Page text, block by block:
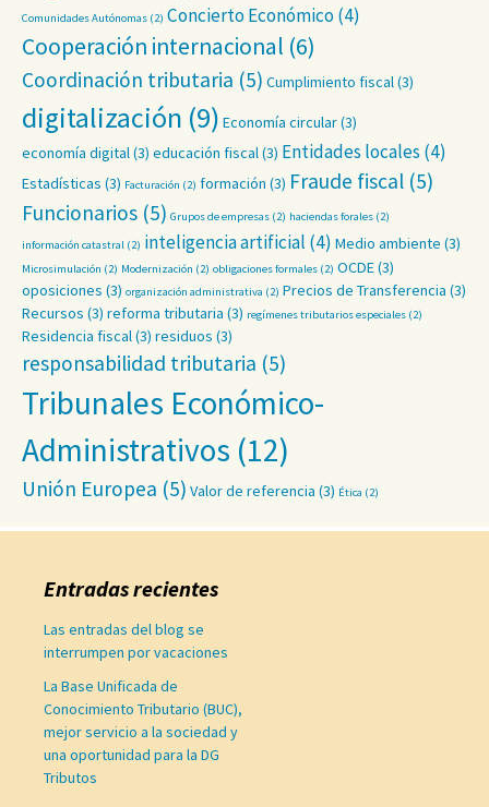
Comunidades Autónomas (2) Concierto Económico(4)
Cooperación internacional (6)
Coordinación tributaria (5) Cumplimiento fiscal(3)
digitalización (9) Economía circular(3)
economía digital(3) educación fiscal(3) Entidades locales (4)
Estadísticas (3) Facturación (2) formación (3) Fraude fiscal (5)
Funcionarios (5) Grupos de empresas (2) haciendas forales (2)
información catastral (2) inteligencia artificial (4) Medio ambiente (3)
Microsimulación (2) Modernización (2) obligaciones formales (2) OCDE(3)
oposiciones (3) organización administrativa (2) Precios de Transferencia (3)
Recursos (3) reforma tributaria (3) regímenes tributarios especiales (2)
Residencia fiscal(3) residuos (3)
responsabilidad tributaria (5)
Tribunales Económico-
Administrativos (12)
Unión Europea (5) Valor de referencia (3) Ética (2)
Entradas recientes
Las entradas del blog se
interrumpen por vacaciones
La Base Unificada de
Conocimiento Tributario (BUC),
mejor servicio a la sociedad y
una oportunidad para la DG
Tributos